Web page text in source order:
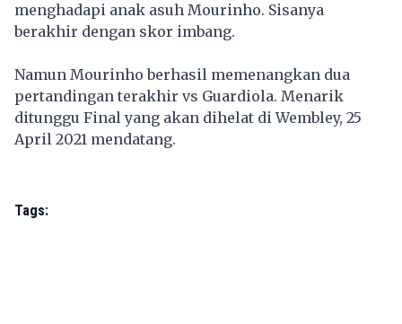
menghadapi anak asuh Mourinho. Sisanya
berakhir dengan skor imbang.
Namun Mourinho berhasil memenangkan dua
pertandingan terakhir vs Guardiola. Menarik
ditunggu Final yang akan dihelat di Wembley, 25
April 2021 mendatang.
Tags: